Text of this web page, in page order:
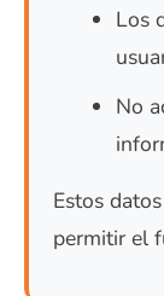
Los
No
Estos
permitir el